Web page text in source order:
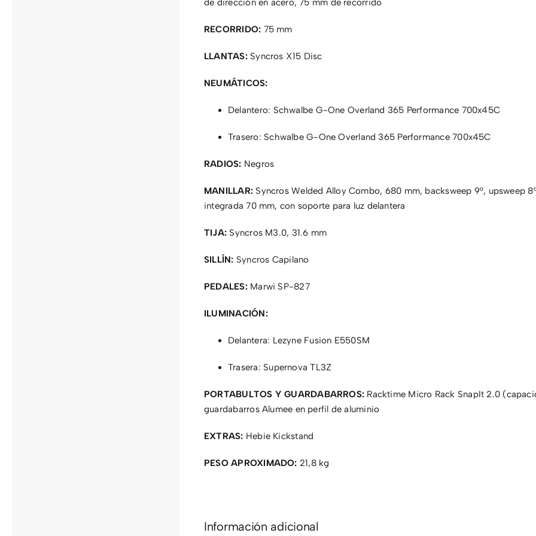
RECORRIDO: 75 mm
LLANTAS:Syncros X15 Disc
NEUMÁTICOS:
Delantero: Schwalbe G-One Overland 365 Performance 700x45C
Trasero: Schwalbe G-One Overland 365 Performance 700x45C
RADIOS: Negros
MANILLAR: Syncros Welded Alloy Combo, 680 mm, backsweep 9°, upsweep
integrada 70 mm, con soporte para luz delantera
TIJA: Syncros M3.0, 31.6 mm
SILLÍN: Syncros Capilano
PEDALES:Marwi SP-827
ILUMINACIÓN:
Delantera: Lezyne Fusion E550SM
Trasera: Supernova TL3Z
PORTABULTOS Y GUARDABARROS: Racktime Micro Rack SnapIt 2.0
guardabarros Alumee en perfil de aluminio
EXTRAS: Hebie Kickstand
PESO APROXIMADO: 21,8 kg
Información adicional